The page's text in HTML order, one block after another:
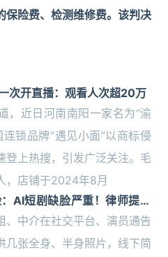
保险费、检测维修费。该判决
次开直播：观看人次超20万
，近日河南南阳一家名为“渝
锁品牌“遇见小面”以商标侵
登上热搜，引发广泛关注。毛
，店铺于2024年8月
AI短剧缺脸严重！律师提醒
、中介在社交平台、演员通告
几张全身、半身照片，线下简